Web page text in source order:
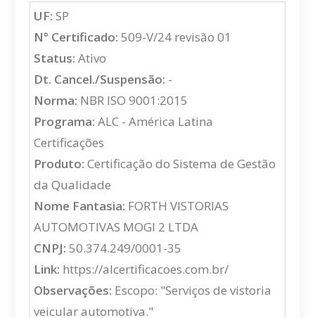
UF: SP
N° Certificado: 509-V/24 revisão 01
Status: Ativo
Dt. Cancel./Suspensão: -
Norma: NBR ISO 9001:2015
Programa: ALC - América Latina
Certificações
Produto: Certificação do Sistema de Gestão
da Qualidade
Nome Fantasia: FORTH VISTORIAS
AUTOMOTIVAS MOGI 2 LTDA
CNPJ: 50.374.249/0001-35
Link: https://alcertificacoes.com.br/
Observações: Escopo: "Serviços de vistoria
veicular automotiva."